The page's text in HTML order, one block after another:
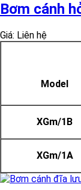
Bơm cánh
Giá: Liên hệ
Model
XGm/1B
XGm/1A